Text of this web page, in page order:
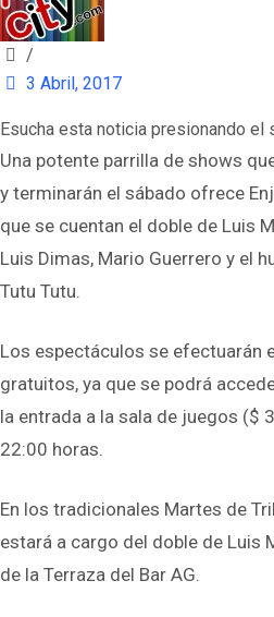
/
3 Abril, 2017
Esucha esta noticia presionando el
Una potente parrilla de shows
y terminarán el sábado ofrece
que se cuentan el doble de Luis
Luis Dimas, Mario Guerrero y el
Tutu Tutu.
Los espectáculos se efectuarán
gratuitos, ya que se podrá
la entrada a la sala de juegos ($
22:00 horas.
En los tradicionales Martes de
estará a cargo del doble de Luis
de la Terraza del Bar AG.